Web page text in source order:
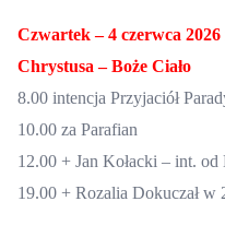
Czwartek –4 czerwca
Chrystusa – Boże Ciało
8.00 intencja Przyjaciół
10.00 za Parafian
12.00 + Jan Kołacki – int.
19.00 + Rozalia Dokuczał w